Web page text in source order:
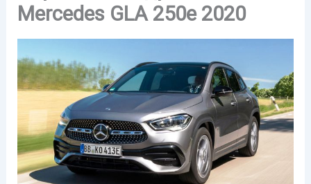
Mercedes GLA 250e 2020